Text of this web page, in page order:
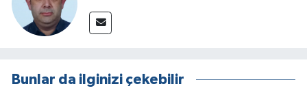
Bunlar da ilginizi çekebilir